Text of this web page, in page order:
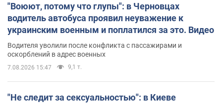
"Воюют, потому что глупы": в Черновцах
водитель автобуса проявил неуважение к
украинским военным и поплатился за это. Видео
Водителя уволили после конфликта с пассажирами и
оскорблений в адрес военных
7.08.2026 15:47 9,1 т.
"Не следит за сексуальностью": в Киеве